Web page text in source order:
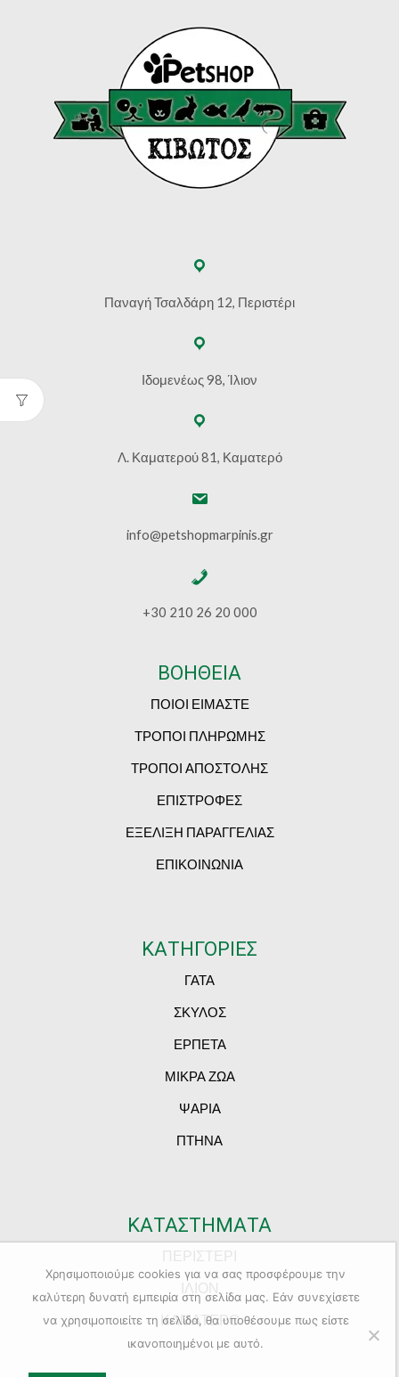
Παναγή Τσαλδάρη 12, Περιστέρι
Ιδομενέως 98, Ίλιον
Λ. Καματερού 81, Καματερό
info@petshopmarpinis.gr
+30 210 26 20 000
ΒΟΗΘΕΙΑ
ΠΟΙΟΙ ΕΙΜΑΣΤΕ
ΤΡΟΠΟΙ ΠΛΗΡΩΜΗΣ
ΤΡΟΠΟΙ ΑΠΟΣΤΟΛΗΣ
ΕΠΙΣΤΡΟΦΕΣ
ΕΞΕΛΙΞΗ ΠΑΡΑΓΓΕΛΙΑΣ
ΕΠΙΚΟΙΝΩΝΙΑ
ΚΑΤΗΓΟΡΙΕΣ
ΓΑΤΑ
ΣΚΥΛΟΣ
ΕΡΠΕΤΑ
ΜΙΚΡΑ ΖΩΑ
ΨΑΡΙΑ
ΠΤΗΝΑ
ΚΑΤΑΣΤΗΜΑΤΑ
ΚΑΜΑΤΕΡΟ
Χρησιμοποιούμε cookies για να σας προσφέρουμε την
καλύτερη δυνατή εμπειρία στη σελίδα μας. Εάν συνεχίσετε
να χρησιμοποιείτε τη σελίδα, θα υποθέσουμε πως είστε
ικανοποιημένοι με αυτό.